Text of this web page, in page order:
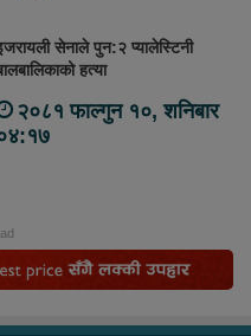
सेनाले पुन:२ प्यालेस्टिनी
हत्या
२०८१ फाल्गुन १०, शनिबार